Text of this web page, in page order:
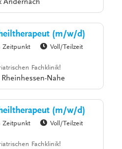
Andernach
(m/w/d)
Zeitpunkt
Voll/Teilzeit
Fachklinik!
Nahe
(m/w/d)
Zeitpunkt
Voll/Teilzeit
Fachklinik!